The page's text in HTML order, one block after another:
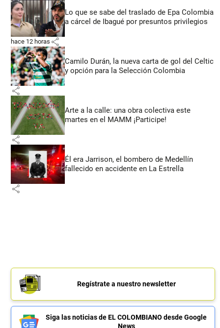
Lo que se sabe del traslado de Epa Colombia
a cárcel de Ibagué por presuntos privilegios
hace 12 horas share
Camilo Durán, la nueva carta de gol del Celtic
y opción para la Selección Colombia
share
Arte a la calle: una obra colectiva este
martes en el MAMM ¡Participe!
share
Él era Jarrison, el bombero de Medellín
fallecido en accidente en La Estrella
share
Regístrate a nuestro newsletter
Siga las noticias de EL COLOMBIANO desde Google
News